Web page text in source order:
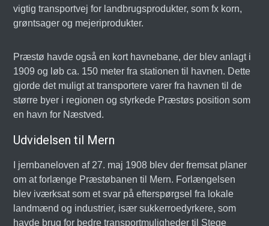
vigtig transportvej for landbrugsprodukter, som fx korn,
grøntsager og mejeriprodukter.
Præstø havde også en kort havnebane, der blev anlagt i
1909 og løb ca. 150 meter fra stationen til havnen. Dette
gjorde det muligt at transportere varer fra havnen til de
større byer i regionen og styrkede Præstøs position som
en havn for Næstved.
Udvidelsen til Mern
I jernbaneloven af 27. maj 1908 blev der fremsat planer
om at forlænge Præstøbanen til Mern. Forlængelsen
blev iværksat som et svar på efterspørgsel fra lokale
landmænd og industrier, især sukkerroedyrkere, som
havde brug for bedre transportmuligheder til Stege